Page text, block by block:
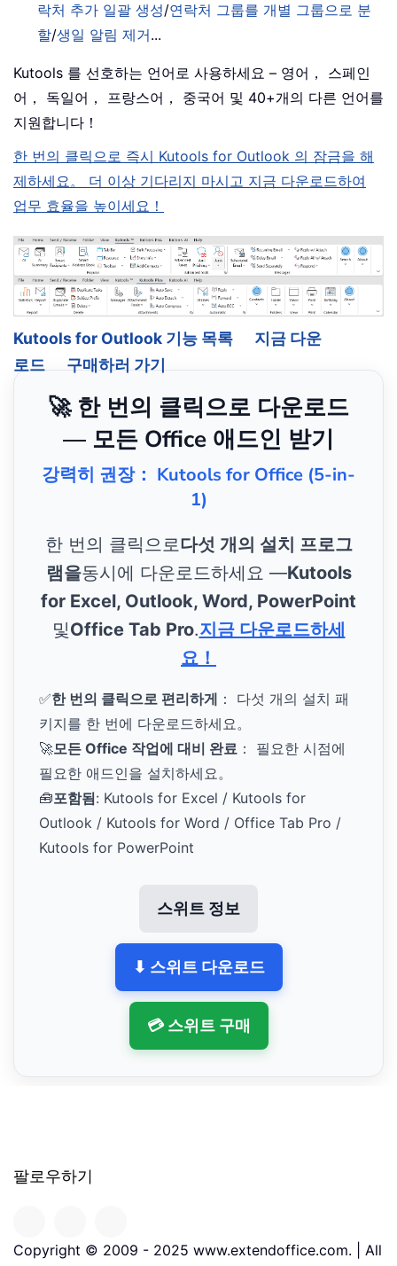
락처 추가 일괄 생성/연락처 그룹를 개별 그룹으로 분
할/생일 알림 제거...
Kutools 를 선호하는 언어로 사용하세요 – 영어， 스페인
어， 독일어， 프랑스어， 중국어 및 40+개의 다른 언어를
지원합니다！
한 번의 클릭으로 즉시 Kutools for Outlook 의 잠금을 해
제하세요。 더 이상 기다리지 마시고 지금 다운로드하여
업무 효율을 높이세요！
Kutools for Outlook 기능 목록
지금 다운
로드
구매하러 가기
🚀 한 번의 클릭으로 다운로드
— 모든 Office 애드인 받기
강력히 권장： Kutools for Office (5-in-
1)
한 번의 클릭으로다섯 개의 설치 프로그
램을동시에 다운로드하세요 —Kutools
for Excel, Outlook, Word, PowerPoint
및Office Tab Pro.지금 다운로드하세
요！
✅한 번의 클릭으로 편리하게 ： 다섯 개의 설치 패
키지를 한 번에 다운로드하세요。
🚀모든 Office 작업에 대비 완료 ： 필요한 시점에
필요한 애드인을 설치하세요。
🧰포함됨: Kutools for Excel / Kutools for
Outlook / Kutools for Word / Office Tab Pro /
Kutools for PowerPoint
스위트 정보
⬇ 스위트 다운로드
💳 스위트 구매
팔로우하기
Copyright © 2009 - 2025 www.extendoffice.com. | All